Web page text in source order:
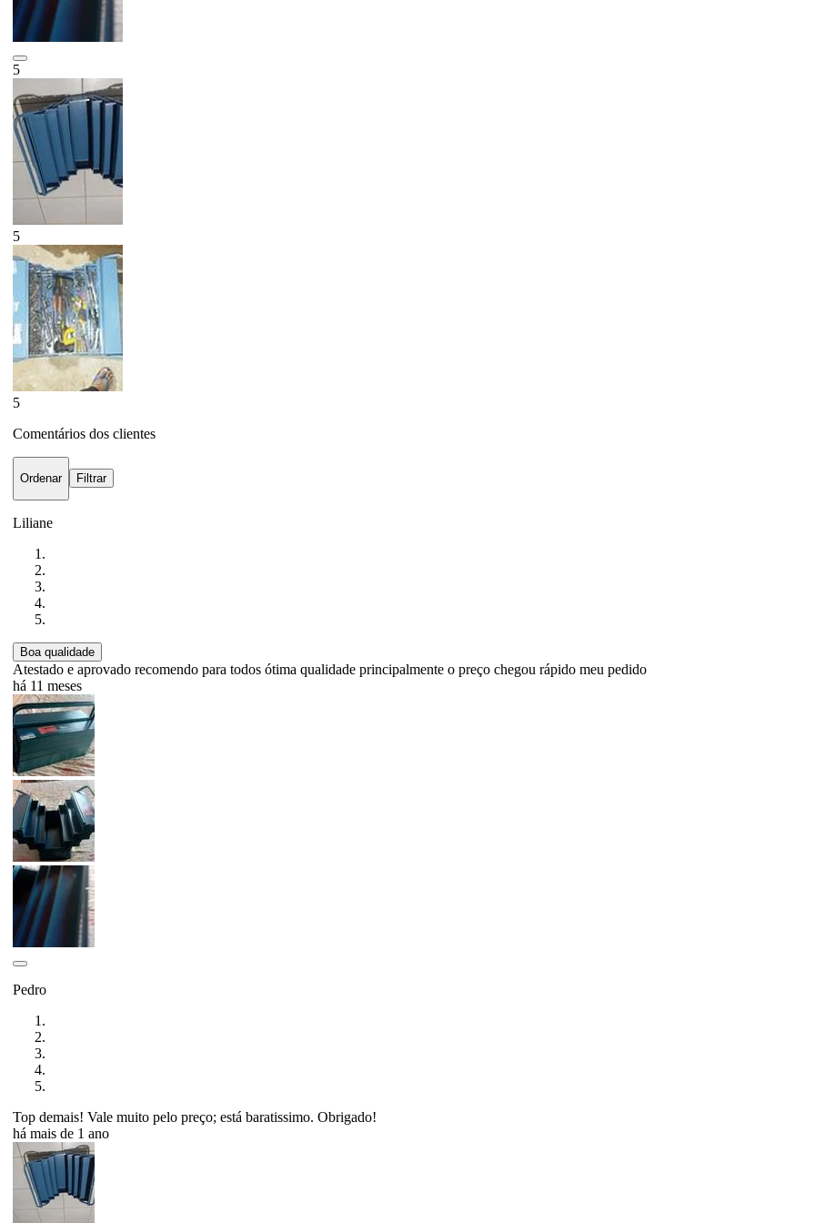
5
5
5
Comentários dos clientes
Ordenar Filtrar
Liliane
Boa qualidade
Atestado e aprovado recomendo para todos ótima qualidade principalmente o preço chegou rápido meu pedido
há 11 meses
Pedro
Top demais! Vale muito pelo preço; está baratissimo. Obrigado!
há mais de 1 ano